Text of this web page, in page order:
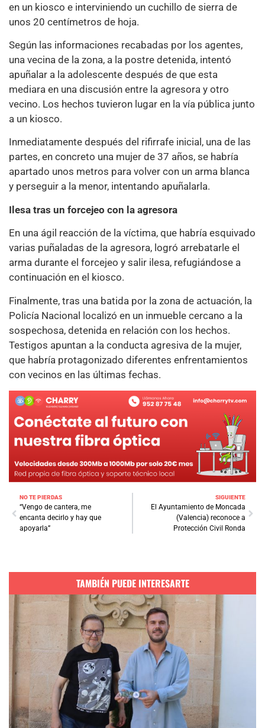
en un kiosco e interviniendo un cuchillo de sierra de
unos 20 centímetros de hoja.
Según las informaciones recabadas por los agentes,
una vecina de la zona, a la postre detenida, intentó
apuñalar a la adolescente después de que esta
mediara en una discusión entre la agresora y otro
vecino. Los hechos tuvieron lugar en la vía pública junto
a un kiosco.
Inmediatamente después del rifirrafe inicial, una de las
partes, en concreto una mujer de 37 años, se habría
apartado unos metros para volver con un arma blanca
y perseguir a la menor, intentando apuñalarla.
Ilesa tras un forcejeo con la agresora
En una ágil reacción de la víctima, que habría esquivado
varias puñaladas de la agresora, logró arrebatarle el
arma durante el forcejeo y salir ilesa, refugiándose a
continuación en el kiosco.
Finalmente, tras una batida por la zona de actuación, la
Policía Nacional localizó en un inmueble cercano a la
sospechosa, detenida en relación con los hechos.
Testigos apuntan a la conducta agresiva de la mujer,
que habría protagonizado diferentes enfrentamientos
con vecinos en las últimas fechas.
NO TE PIERDAS
“Vengo de cantera, me
encanta decirlo y hay que
apoyarla”
SIGUIENTE
El Ayuntamiento de Moncada
(Valencia) reconoce a
Protección Civil Ronda
TAMBIÉN PUEDE INTERESARTE